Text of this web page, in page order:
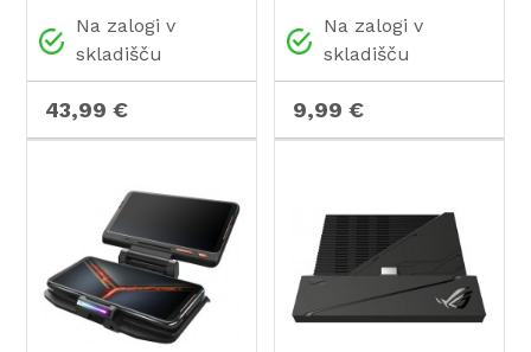
Na zalogi v
skladišču
43,99 €
dodatke)
Na zalogi v
skladišču
9,99 €